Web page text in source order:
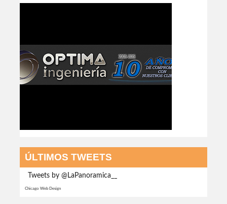
ÚLTIMOS TWEETS
Tweets by @LaPanoramica__
Chicago Web Design